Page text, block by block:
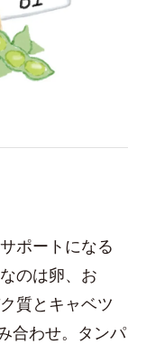
ポートになる
のは卵、お
質とキャベツ
合わせ。タンパ